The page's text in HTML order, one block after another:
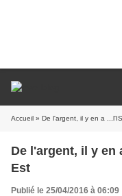
Accueil » De l'argent, il y en a
De l'argent, il y en
Est
Publié le 25/04/2016 à 06:09